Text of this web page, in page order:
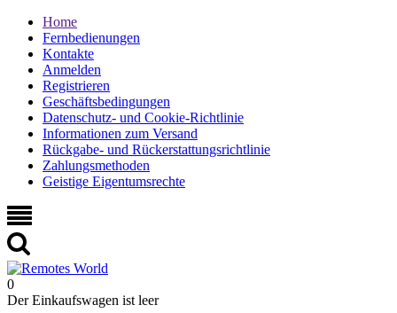
Home
Fernbedienungen
Kontakte
Anmelden
Registrieren
Geschäftsbedingungen
Datenschutz- und Cookie-Richtlinie
Informationen zum Versand
Rückgabe- und Rückerstattungsrichtlinie
Zahlungsmethoden
Geistige Eigentumsrechte
0
Der Einkaufswagen ist leer